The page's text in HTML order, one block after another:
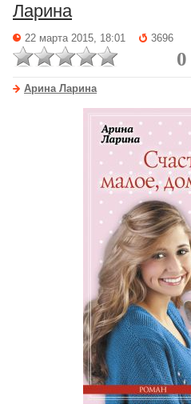
Ларина
22 марта 2015, 18:01 3696
0
Арина Ларина